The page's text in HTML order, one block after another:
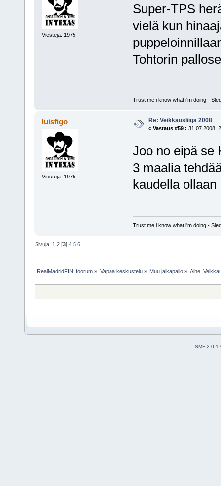
Viestejä: 1975
Super-TPS
vielä kun
Tohtorin
Trust me i know what i'm doing -
luisfigo
Viestejä: 1975
Re: Veikkausliiga 2008
« Vastaus #59 : 31.07.2008,
Joo no eipä se
3 maalia
kaudella
Trust me i know what i'm doing -
Sivuja:1 2 [3]4 5 6
RealMadridFIN::foorum » Vapaa keskustelu» Muu jalkapallo» Aihe:
SMF 2.0.17